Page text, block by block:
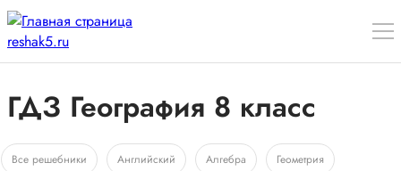
ГДЗ География 8 класс
Все решебники Английский Алгебра Геометрия